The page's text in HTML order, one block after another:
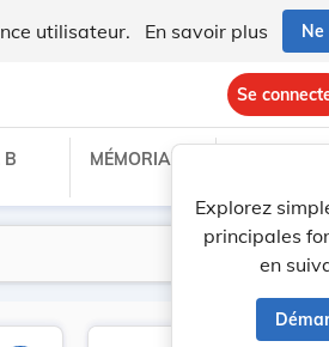
utilisateur. En savoir plus
Se
Explorez
principales
en
B MÉMORIAL C
Lancer la